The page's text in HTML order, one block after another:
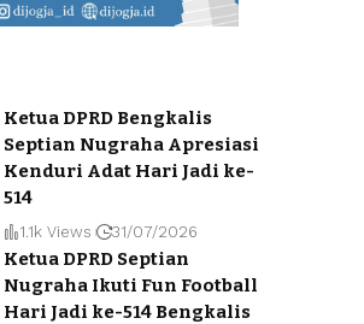
Ketua DPRD Bengkalis
Septian Nugraha Apresiasi
Kenduri Adat Hari Jadi ke-
514
1.1k Views 31/07/2026
Ketua DPRD Septian
Nugraha Ikuti Fun Football
Hari Jadi ke-514 Bengkalis